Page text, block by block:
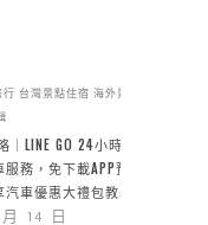
行 台灣景點住宿 海外景
LINE GO 24小時機
務，免下載APP預
車優惠大禮包教學
14 日